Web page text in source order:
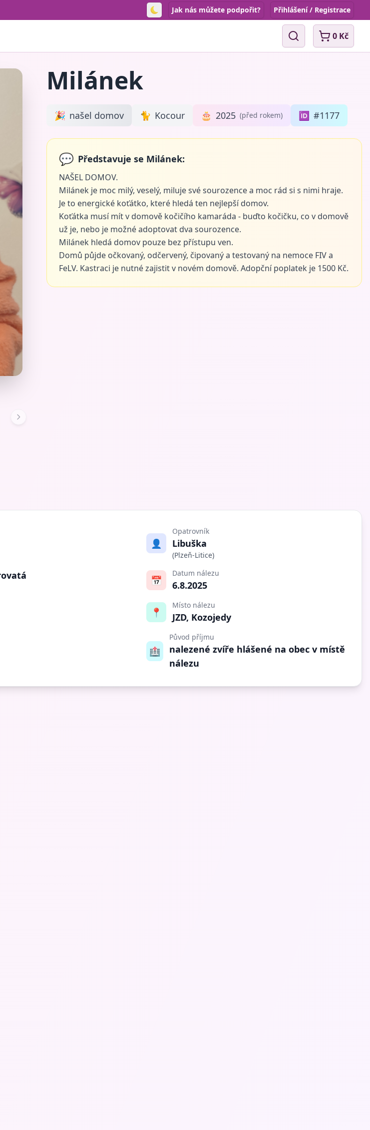
Toggle theme
Jak nás můžete podpořit? Přihlášení / Registrace
Vyhledávání0 Kč
Milánek
🎉 našel domov 🐈 Kocour 🎂 2025 (před rokem) 🆔 #1177
💬 Představuje se Milánek:
NAŠEL DOMOV.
Milánek je moc milý, veselý, miluje své sourozence a moc rád si s nimi hraje.
Je to energické koťátko, které hledá ten nejlepší domov.
Koťátka musí mít v domově kočičího kamaráda - buďto kočičku, co v domově
už je, nebo je možné adoptovat dva sourozence.
Milánek hledá domov pouze bez přístupu ven.
Domů půjde očkovaný, odčervený, čipovaný a testovaný na nemoce FIV a
FeLV. Kastraci je nutné zajistit v novém domově. Adopční poplatek je 1500 Kč.
👤
Opatrovník
Libuška
(Plzeň-Litice)
📅
Datum nálezu
6.8.2025
📍
Místo nálezu
JZD, Kozojedy
🏥
Původ příjmu
nalezené zvíře hlášené na obec v místě
nálezu